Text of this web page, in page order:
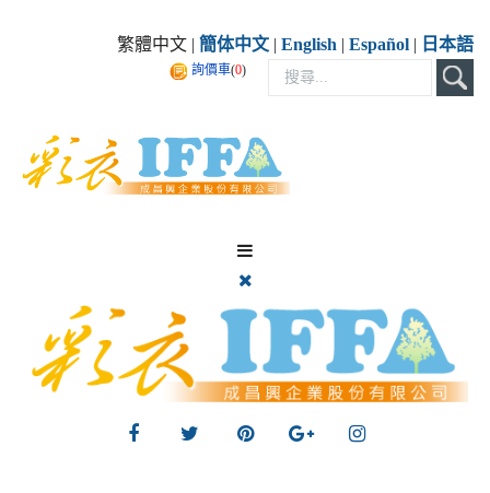
繁體中文 | 簡体中文 | English | Español | 日本語
詢價車(0)